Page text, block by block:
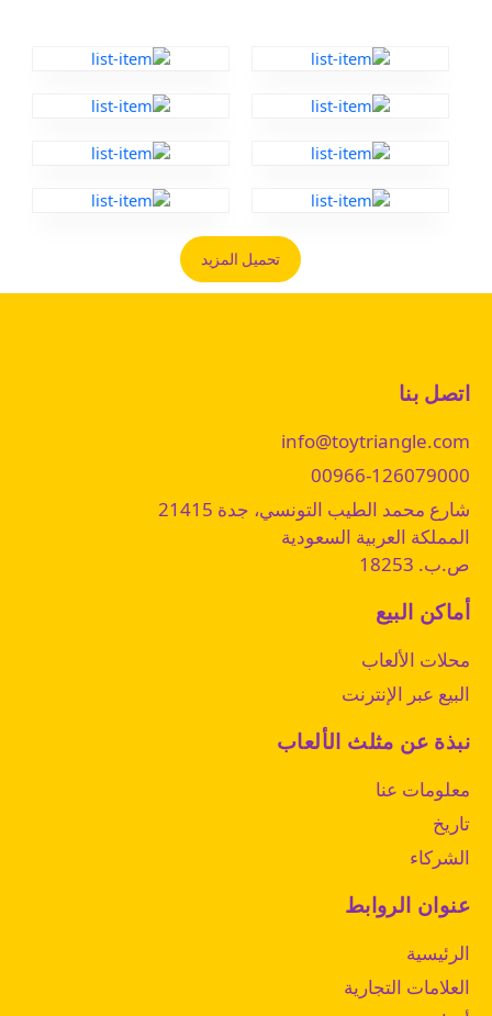
تحميل المزيد
عنوان الروابط
الرئيسية
العلامات التجارية
نبذة عن مثلث الألعاب
معلومات عنا
تاريخ
الشركاء
أماكن البيع
محلات الألعاب
البيع عبر الإنترنت
اتصل بنا
info@toytriangle.com
00966-126079000
شارع محمد الطيب التونسي، جدة 21415
المملكة العربية السعودية
ص.ب. 18253